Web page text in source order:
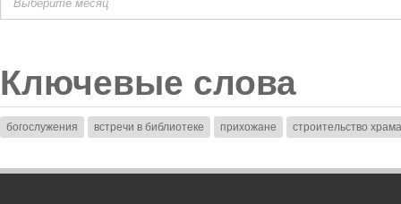
Ключевые слова
богослужения встречи в библиотеке прихожане строительство храма